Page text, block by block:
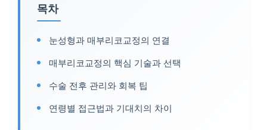
목차
눈성형과 매부리코교정의 연결
매부리코교정의 핵심 기술과 선택
수술 전후 관리와 회복 팁
연령별 접근법과 기대치의 차이